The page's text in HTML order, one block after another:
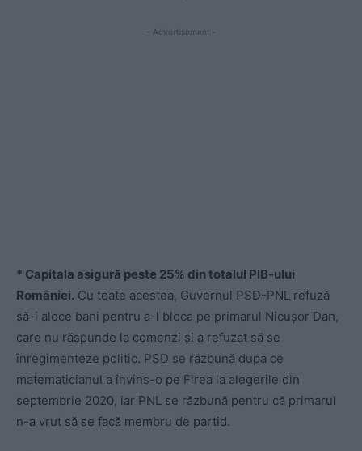
- Advertisement -
* Capitala asigură peste 25% din totalul PIB-ului
României. Cu toate acestea, Guvernul PSD-PNL refuză
să-i aloce bani pentru a-l bloca pe primarul Nicușor Dan,
care nu răspunde la comenzi și a refuzat să se
înregimenteze politic. PSD se răzbună după ce
matematicianul a învins-o pe Firea la alegerile din
septembrie 2020, iar PNL se răzbună pentru că primarul
n-a vrut să se facă membru de partid.